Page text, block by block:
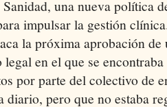
una nueva política
impulsar la gestión
la próxima aprobación
en el que se
por parte del colectivo de
diario, pero que no estaba